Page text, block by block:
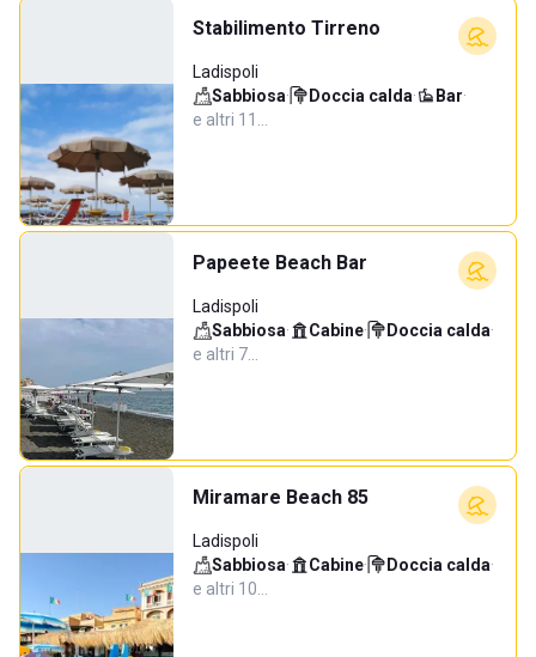
Stabilimento Tirreno
Ladispoli
Sabbiosa· Doccia calda· Bar·
e altri 11…
Papeete Beach Bar
Ladispoli
Sabbiosa· Cabine· Doccia calda·
e altri 7…
Miramare Beach 85
Ladispoli
Sabbiosa· Cabine· Doccia calda·
e altri 10…